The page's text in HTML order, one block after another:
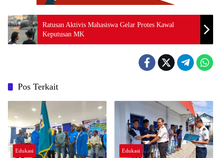
Ratusan Aktivis Mahasiswa Gelar Protes Kawal
Keputusan MK
Pos Terkait
Edukasi Edukasi